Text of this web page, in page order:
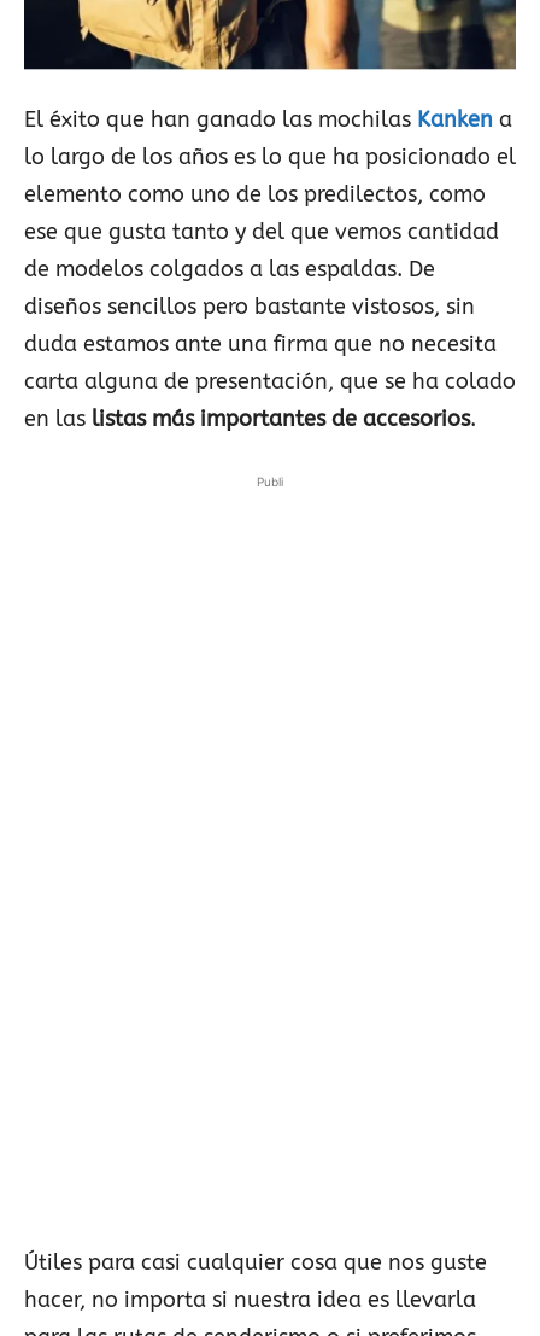
El éxito que han ganado las mochilas Kanken a
lo largo de los años es lo que ha posicionado el
elemento como uno de los predilectos, como
ese que gusta tanto y del que vemos cantidad
de modelos colgados a las espaldas. De
diseños sencillos pero bastante vistosos, sin
duda estamos ante una firma que no necesita
carta alguna de presentación, que se ha colado
en las listas más importantes de accesorios.
Publi
Útiles para casi cualquier cosa que nos guste
hacer, no importa si nuestra idea es llevarla